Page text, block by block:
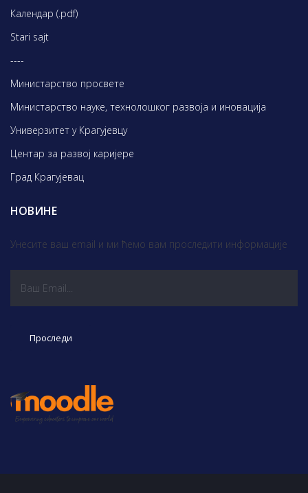
Календар (.pdf)
Stari sajt
----
Министарство просвете
Министарство науке, технолошког развоја и иновација
Универзитет у Крагујевцу
Центар за развој каријере
Град Крагујевац
НОВИНЕ
Унесите ваш email и ми ћемо вам проследити информације